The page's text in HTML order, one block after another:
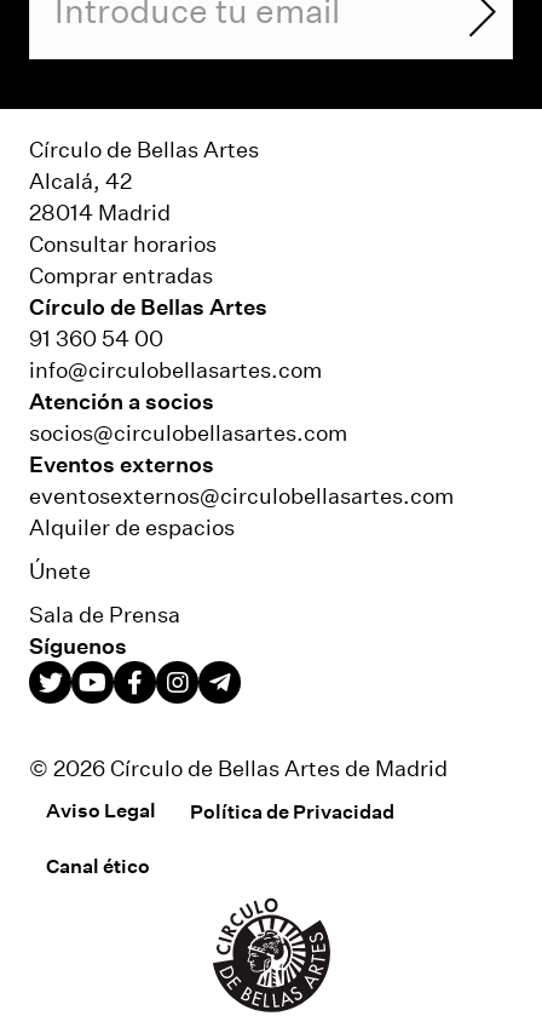
Círculo de Bellas Artes
Alcalá, 42
28014 Madrid
Consultar horarios
Comprar entradas
Círculo de Bellas Artes
91 360 54 00
info@circulobellasartes.com
Atención a socios
socios@circulobellasartes.com
Eventos externos
eventosexternos@circulobellasartes.com
Alquiler de espacios
Únete
Sala de Prensa
Síguenos
© 2026 Círculo de Bellas Artes de Madrid
Aviso Legal Política de Privacidad
Canal ético